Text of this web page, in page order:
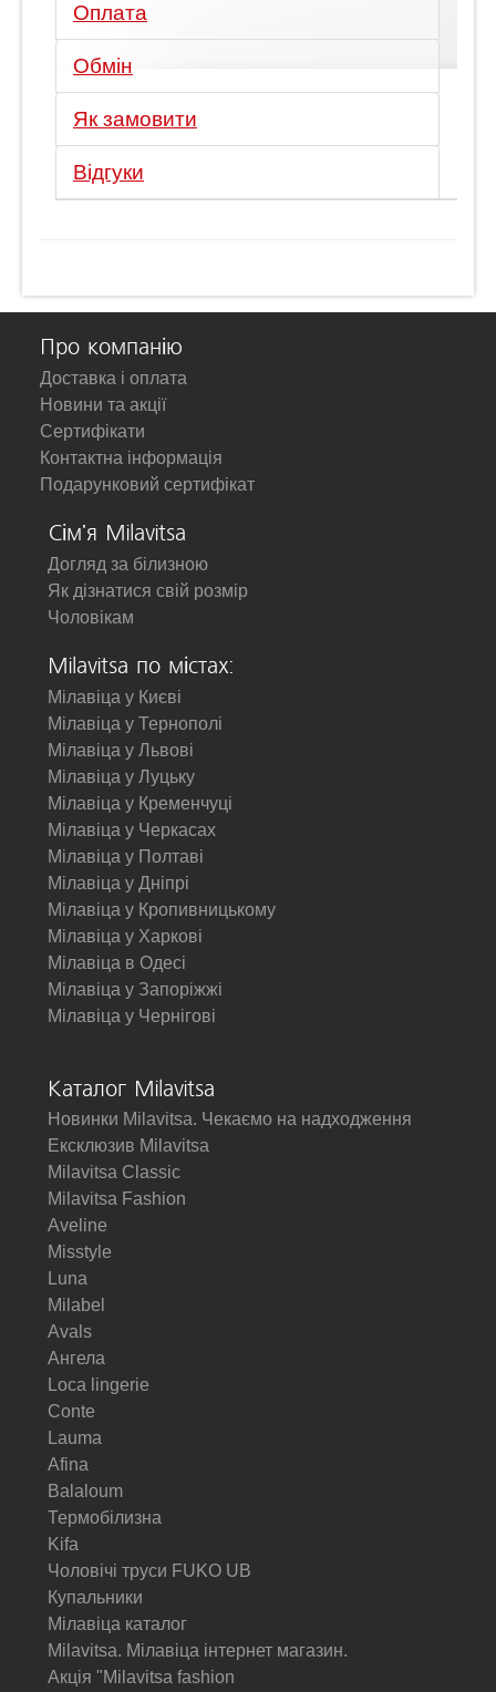
Оплата
Обмін
Як замовити
Відгуки
Про компанію
Доставка і оплата
Новини та акції
Сертифікати
Контактна інформація
Подарунковий сертифікат
Сім'я Milavitsa
Догляд за білизною
Як дізнатися свій розмір
Чоловікам
Milavitsa по містах:
Мілавіца у Києві
Мілавіца у Тернополі
Мілавіца у Львові
Мілавіца у Луцьку
Мілавіца у Кременчуці
Мілавіца у Черкасах
Мілавіца у Полтаві
Мілавіца у Дніпрі
Мілавіца у Кропивницькому
Мілавіца у Харкові
Мілавіца в Одесі
Мілавіца у Запоріжжі
Мілавіца у Чернігові
Каталог Milavitsa
Новинки Milavitsa. Чекаємо на надходження
Ексклюзив Milavitsa
Milavitsa Classic
Milavitsa Fashion
Aveline
Misstyle
Luna
Milabel
Avals
Ангела
Loca lingerie
Conte
Lauma
Afina
Balaloum
Термобілизна
Kifa
Чоловічі труси FUKO UB
Купальники
Мілавіца каталог
Milavitsa. Мілавіца інтернет магазин.
Акція "Milavitsa fashion